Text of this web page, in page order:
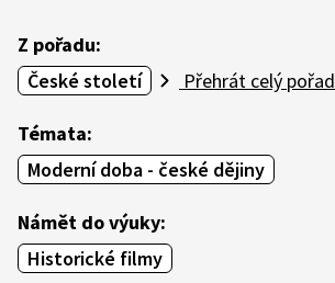
Z pořadu:
České století
Přehrát celý pořad
Témata:
Moderní doba - české dějiny
Námět do výuky:
Historické filmy